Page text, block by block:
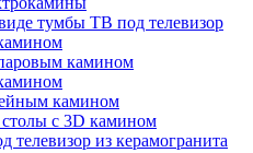
тумбы ТВ под телевизор
камином
камином
с 3D камином
из керамогранита